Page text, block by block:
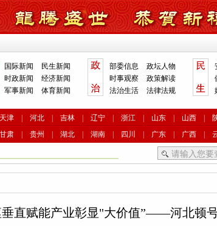
国际新闻
民生新闻
时政新闻
经济新闻
军事新闻
体育新闻
部委信息
政坛人物
时事观察
政策解读
法治生活
法律法规
天津 河北 吉林 辽宁 浙江 山东 山西
甘肃 贵州 湖北 湖南 四川 广东 广西
直赋能产业彰显"大价值”——河北顿